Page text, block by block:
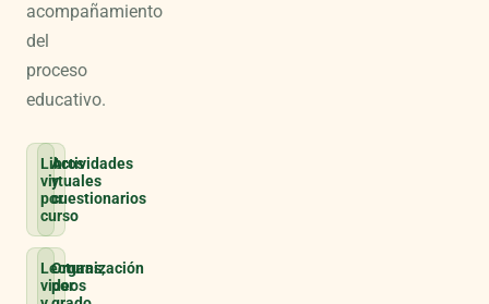
acompañamiento
del
proceso
educativo.
Libros
virtuales
por
curso
Actividades
y
cuestionarios
Lecturas,
videos
Organización
por